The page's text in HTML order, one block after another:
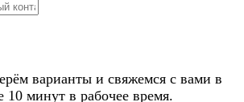
варианты и свяжемся с вами в
10 минут в рабочее время.